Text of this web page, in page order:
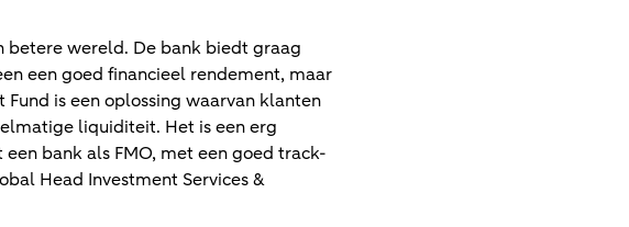
betere wereld. De bank biedt graag
een goed financieel rendement, maar
is een oplossing waarvan klanten
liquiditeit. Het is een erg
bank als FMO, met een goed track-
Head Investment Services &